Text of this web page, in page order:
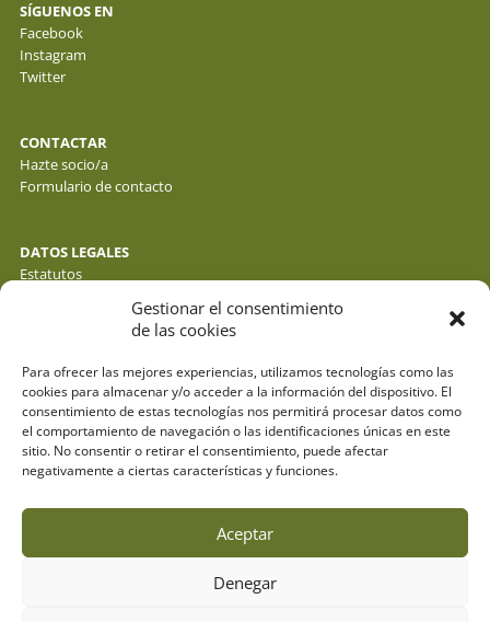
Gestionar el consentimiento
de las cookies
Para ofrecer las mejores experiencias, utilizamos tecnologías como las
cookies para almacenar y/o acceder a la información del dispositivo. El
consentimiento de estas tecnologías nos permitirá procesar datos como
el comportamiento de navegación o las identificaciones únicas en este
sitio. No consentir o retirar el consentimiento, puede afectar
negativamente a ciertas características y funciones.
Aceptar
Denegar
SÍGUENOS EN
Facebook
Instagram
Twitter
CONTACTAR
Hazte socio/a
Formulario de contacto
DATOS LEGALES
Estatutos
Política de cookies
© fotos : f. y j. gálvez - o. molina y sus autores . webdesign: